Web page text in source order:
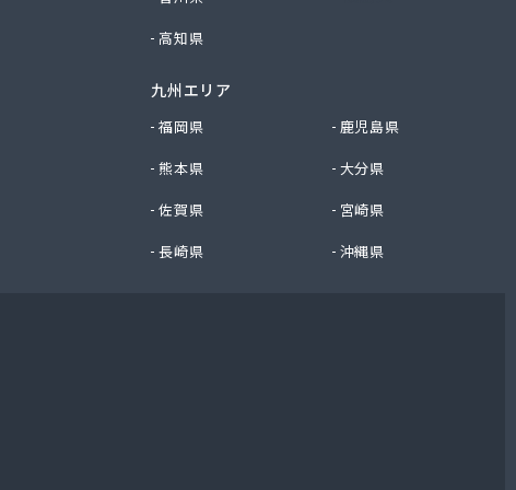
高知県
九州エリア
福岡県
鹿児島県
熊本県
大分県
佐賀県
宮崎県
長崎県
沖縄県